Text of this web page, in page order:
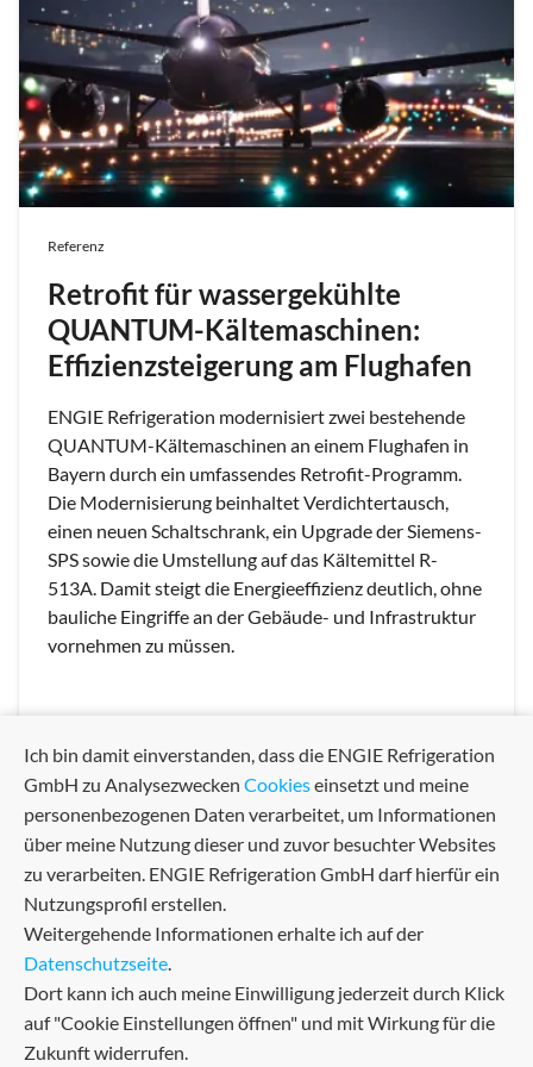
Referenz
Retrofit für wassergekühlte
QUANTUM-Kältemaschinen:
Effizienzsteigerung am Flughafen
ENGIE Refrigeration modernisiert zwei bestehende
QUANTUM-Kältemaschinen an einem Flughafen in
Bayern durch ein umfassendes Retrofit-Programm.
Die Modernisierung beinhaltet Verdichtertausch,
einen neuen Schaltschrank, ein Upgrade der Siemens-
SPS sowie die Umstellung auf das Kältemittel R-
513A. Damit steigt die Energieeffizienz deutlich, ohne
bauliche Eingriffe an der Gebäude- und Infrastruktur
vornehmen zu müssen.
arrow_back
Ich bin damit einverstanden, dass die ENGIE Refrigeration
GmbH zu Analysezwecken Cookieseinsetzt und meine
personenbezogenen Daten verarbeitet, um Informationen
über meine Nutzung dieser und zuvor besuchter Websites
zu verarbeiten. ENGIE Refrigeration GmbH darf hierfür ein
Nutzungsprofil erstellen.
Weitergehende Informationen erhalte ich auf der
Datenschutzseite.
Dort kann ich auch meine Einwilligung jederzeit durch Klick
auf "Cookie Einstellungen öffnen" und mit Wirkung für die
Zukunft widerrufen.